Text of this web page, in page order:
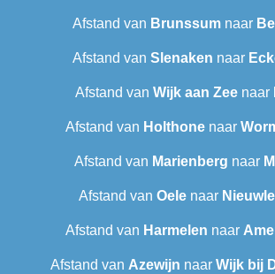
Afstand van Brunssumnaar
Afstand van Slenaken naar
Afstand van Wijk aan Zee naar
Afstand van Holthonenaar
Afstand van Marienberg naar
Afstand van Oele naar
Afstand van Harmelen naar
Afstand van Azewijn naar Wijk bij